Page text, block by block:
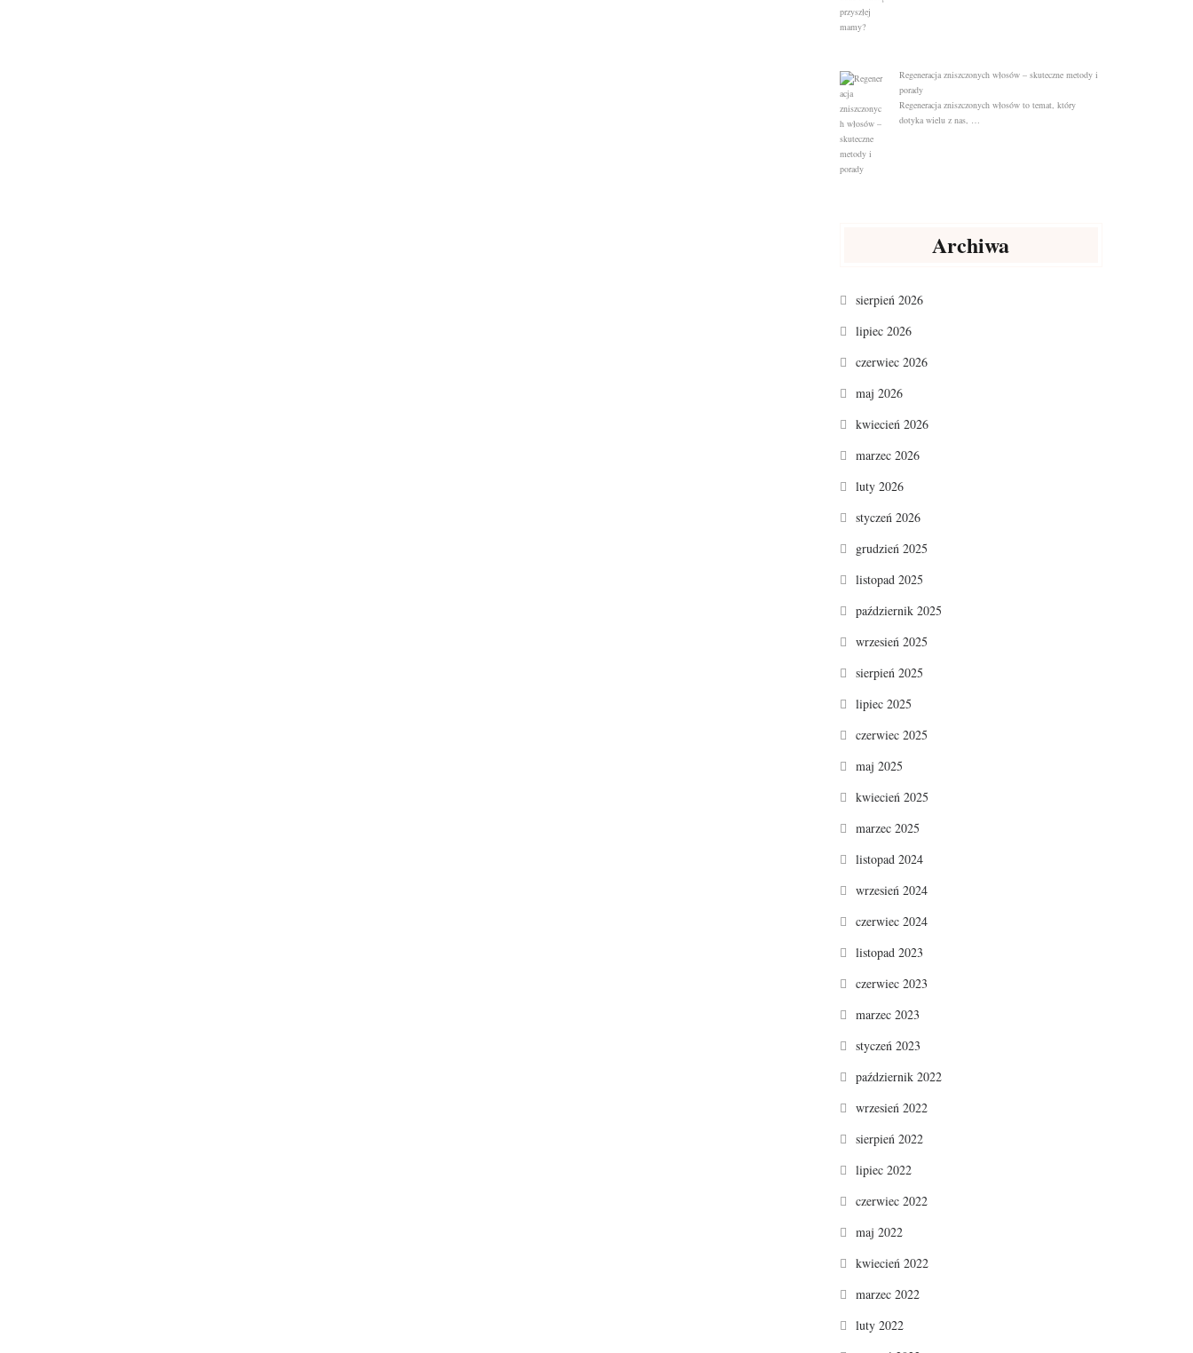
Regeneracja zniszczonych włosów – skuteczne metody i
porady
Regeneracja zniszczonych włosów to temat, który
dotyka wielu z nas, …
Archiwa
sierpień 2026
lipiec 2026
czerwiec 2026
maj 2026
kwiecień 2026
marzec 2026
luty 2026
styczeń 2026
grudzień 2025
listopad 2025
październik 2025
wrzesień 2025
sierpień 2025
lipiec 2025
czerwiec 2025
maj 2025
kwiecień 2025
marzec 2025
listopad 2024
wrzesień 2024
czerwiec 2024
listopad 2023
czerwiec 2023
marzec 2023
styczeń 2023
październik 2022
wrzesień 2022
sierpień 2022
lipiec 2022
czerwiec 2022
maj 2022
kwiecień 2022
marzec 2022
luty 2022